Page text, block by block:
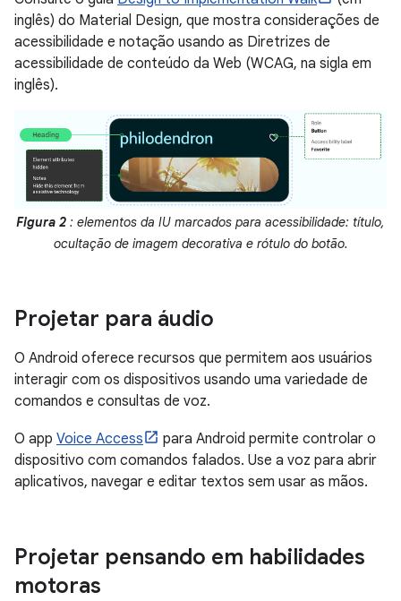
inglês) do Material Design, que mostra considerações de
acessibilidade e notação usando as Diretrizes de
acessibilidade de conteúdo da Web (WCAG, na sigla em
inglês).
Figura 2 : elementos da IU marcados para acessibilidade: título,
ocultação de imagem decorativa e rótulo do botão.
Projetar para áudio
O Android oferece recursos que permitem aos usuários
interagir com os dispositivos usando uma variedade de
comandos e consultas de voz.
O app Voice Access
para Android permite controlar o
dispositivo com comandos falados. Use a voz para abrir
aplicativos, navegar e editar textos sem usar as mãos.
Projetar pensando em habilidades
motoras